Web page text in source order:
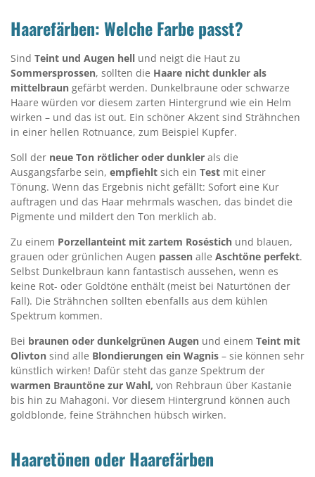
Haarefärben: Welche Farbe passt?
Sind Teint und Augen hell und neigt die Haut zu
Sommersprossen, sollten die Haare nicht dunkler als
mittelbraun gefärbt werden. Dunkelbraune oder schwarze
Haare würden vor diesem zarten Hintergrund wie ein Helm
wirken – und das ist out. Ein schöner Akzent sind Strähnchen
in einer hellen Rotnuance, zum Beispiel Kupfer.
Soll der neue Ton rötlicher oder dunkler als die
Ausgangsfarbe sein, empfiehlt sich ein Test mit einer
Tönung. Wenn das Ergebnis nicht gefällt: Sofort eine Kur
auftragen und das Haar mehrmals waschen, das bindet die
Pigmente und mildert den Ton merklich ab.
Zu einem Porzellanteint mit zartem Roséstich und blauen,
grauen oder grünlichen Augen passen alle Aschtöne perfekt.
Selbst Dunkelbraun kann fantastisch aussehen, wenn es
keine Rot- oder Goldtöne enthält (meist bei Naturtönen der
Fall). Die Strähnchen sollten ebenfalls aus dem kühlen
Spektrum kommen.
Bei braunen oder dunkelgrünen Augen und einem Teint mit
Olivton sind alle Blondierungen ein Wagnis – sie können sehr
künstlich wirken! Dafür steht das ganze Spektrum der
warmen Brauntöne zur Wahl, von Rehbraun über Kastanie
bis hin zu Mahagoni. Vor diesem Hintergrund können auch
goldblonde, feine Strähnchen hübsch wirken.
Haaretönen oder Haarefärben